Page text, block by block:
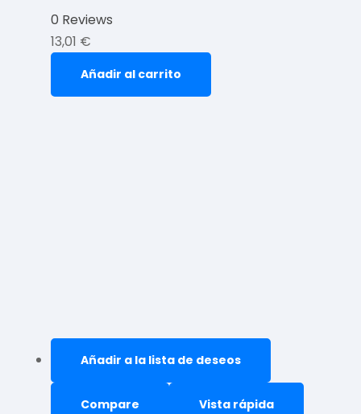
0 Reviews
13,01 €
Añadir al carrito
Añadir a la lista de deseos
Compare Vista rápida